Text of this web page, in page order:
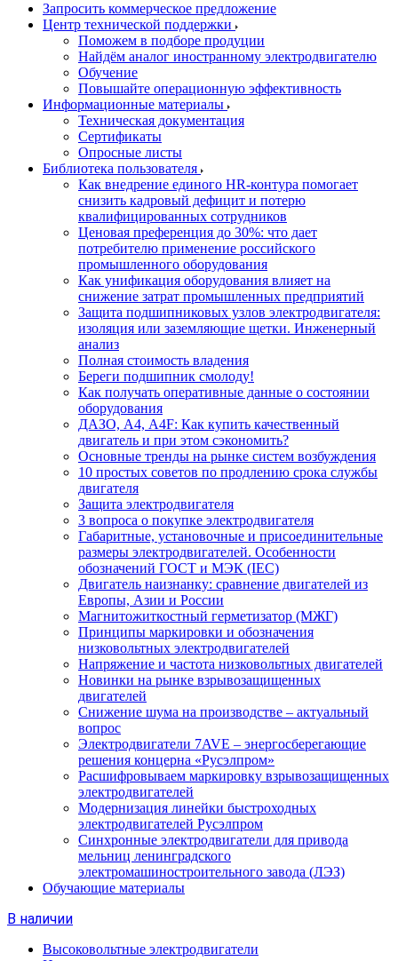
Запросить коммерческое предложение
Центр технической поддержки
Поможем в подборе продуции
Найдём аналог иностранному электродвигателю
Обучение
Повышайте операционную эффективность
Информационные материалы
Техническая документация
Сертификаты
Опросные листы
Библиотека пользователя
Как внедрение единого HR-контура помогает
снизить кадровый дефицит и потерю
квалифицированных сотрудников
Ценовая преференция до 30%: что дает
потребителю применение российского
промышленного оборудования
Как унификация оборудования влияет на
снижение затрат промышленных предприятий
Защита подшипниковых узлов электродвигателя:
изоляция или заземляющие щетки. Инженерный
анализ
Полная стоимость владения
Береги подшипник смолоду!
Как получать оперативные данные о состоянии
оборудования
ДАЗО, А4, А4F: Как купить качественный
двигатель и при этом сэкономить?
Основные тренды на рынке систем возбуждения
10 простых советов по продлению срока службы
двигателя
Защита электродвигателя
3 вопроса о покупке электродвигателя
Габаритные, установочные и присоединительные
размеры электродвигателей. Особенности
обозначений ГОСТ и МЭК (IEC)
Двигатель наизнанку: сравнение двигателей из
Европы, Азии и России
Магнитожиткостный герметизатор (МЖГ)
Принципы маркировки и обозначения
низковольтных электродвигателей
Напряжение и частота низковольтных двигателей
Новинки на рынке взрывозащищенных
двигателей
Снижение шума на производстве – актуальный
вопрос
Электродвигатели 7AVE – энергосберегающие
решения концерна «Русэлпром»
Расшифровываем маркировку взрывозащищенных
электродвигателей
Модернизация линейки быстроходных
электродвигателей Русэлпром
Синхронные электродвигатели для привода
мельниц ленинградского
электромашиностроительного завода (ЛЭЗ)
Обучающие материалы
В наличии
Высоковольтные электродвигатели